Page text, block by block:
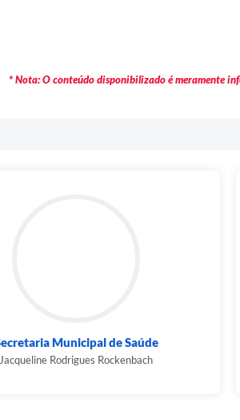
* Nota: O conteúdo disponibilizado é meramente
Municipal de Saúde
Jacqueline Rodrigues Rockenbach